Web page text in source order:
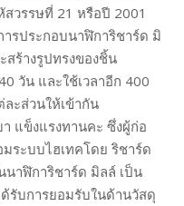
วรรษที่ 21 หรือปี 2001
รประกอบนาฬิการิชาร์ด มิ
สร้างรูปทรงของชิ้น
วัน และใช้เวลาอีก 400
ะส่วนให้เข้ากัน
แข็งแรงทานคะ ซึ่งผู้ก่อ
ระบบไฮเทคโดย ริชาร์ด
าฬิการิชาร์ด มิลล์ เป็น
รับการยอมรับในด้านวัสดุ